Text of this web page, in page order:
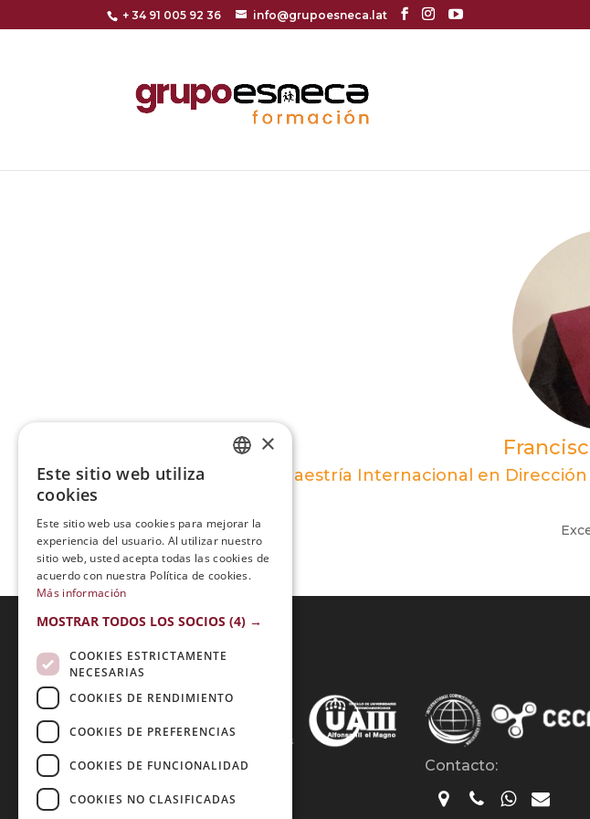
+ 34 91 005 92 36 info@grupoesneca.lat
Maestría Internacional en
Acreditaciones:
Métodos de Pago: Contacto:
×
Este sitio web utiliza
cookies
Este sitio web usa cookies para mejorar la
experiencia del usuario. Al utilizar nuestro
sitio web, usted acepta todas las cookies de
acuerdo con nuestra Política de cookies.
Más información
MOSTRAR TODOS LOS SOCIOS (4) →
COOKIES ESTRICTAMENTE
NECESARIAS
COOKIES DE RENDIMIENTO
COOKIES DE PREFERENCIAS
COOKIES DE FUNCIONALIDAD
COOKIES NO CLASIFICADAS